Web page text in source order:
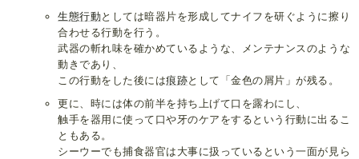
生態行動としては暗器片を形成してナイフを研ぐように擦り
合わせる行動を行う。
武器の斬れ味を確かめているような、メンテナンスのような
動きであり、
この行動をした後には痕跡として「金色の屑片」が残る。
更に、時には体の前半を持ち上げて口を露わにし、
触手を器用に使って口や牙のケアをするという行動に出るこ
ともある。
シーウーでも捕食器官は大事に扱っているという一面が見ら